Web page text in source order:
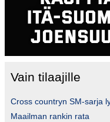
Vain tilaajille
Cross countryn SM-sarja
Maailman rankin rata